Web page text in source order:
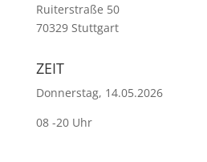
Ruiterstraße 50
70329 Stuttgart
ZEIT
Donnerstag, 14.05.2026
08 -20 Uhr